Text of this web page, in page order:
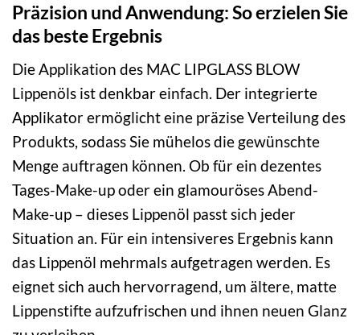
Präzision und Anwendung: So erzielen Sie
das beste Ergebnis
Die Applikation des MAC LIPGLASS BLOW
Lippenöls ist denkbar einfach. Der integrierte
Applikator ermöglicht eine präzise Verteilung des
Produkts, sodass Sie mühelos die gewünschte
Menge auftragen können. Ob für ein dezentes
Tages-Make-up oder ein glamouröses Abend-
Make-up – dieses Lippenöl passt sich jeder
Situation an. Für ein intensiveres Ergebnis kann
das Lippenöl mehrmals aufgetragen werden. Es
eignet sich auch hervorragend, um ältere, matte
Lippenstifte aufzufrischen und ihnen neuen Glanz